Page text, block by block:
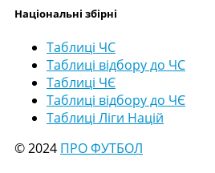
Національні збірні
Таблиці ЧС
Таблиці відбору до ЧС
Таблиці ЧЄ
Таблиці відбору до ЧЄ
Таблиці Ліги Націй
© 2024 ПРО ФУТБОЛ